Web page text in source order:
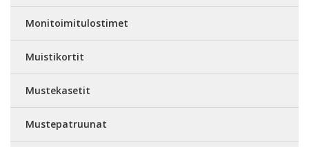
Monitoimitulostimet
Muistikortit
Mustekasetit
Mustepatruunat